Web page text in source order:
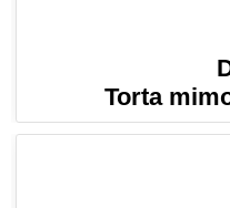
Torta